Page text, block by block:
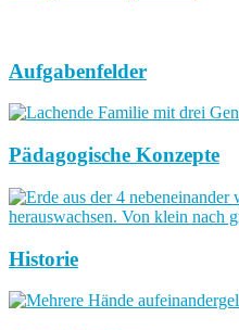
Aufgabenfelder
Pädagogische Konzepte
Historie